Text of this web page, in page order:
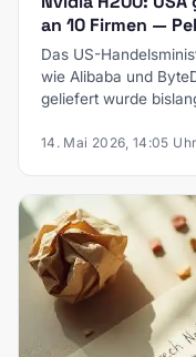
an 10 Firmen —
Das US-
wie Alibaba und
geliefert wurde
14. Mai 2026, 14:05 Uhr